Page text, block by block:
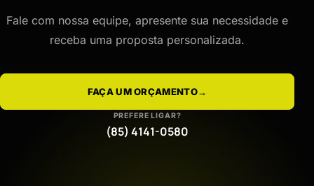
Fale com nossa equipe, apresente sua necessidade e
receba uma proposta personalizada.
FAÇA UM ORÇAMENTO→
PREFERE LIGAR?
(85) 4141-0580